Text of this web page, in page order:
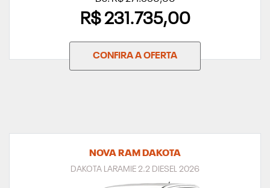
R$ 231.735,00
CONFIRA A OFERTA
NOVA RAM DAKOTA
DAKOTA LARAMIE 2.2 DIESEL 2026